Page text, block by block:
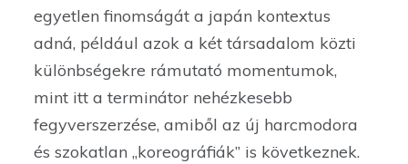
egyetlen finomságát a japán kontextus
adná, például azok a két társadalom közti
különbségekre rámutató momentumok,
mint itt a terminátor nehézkesebb
fegyverszerzése, amiből az új harcmodora
és szokatlan „koreográfiák” is következnek.